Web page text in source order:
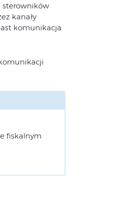
sterowników
kanały
komunikacja
fiskalnym